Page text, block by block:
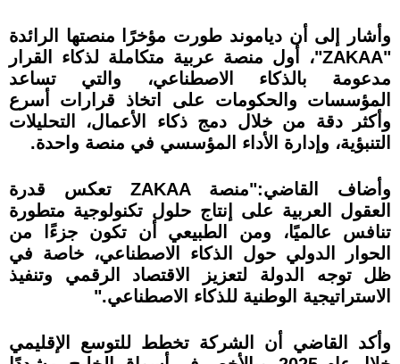
وأشار إلى أن دياموند طورت مؤخرًا منصتها الرائدة
"ZAKAA"، أول منصة عربية متكاملة لذكاء القرار
مدعومة بالذكاء الاصطناعي، والتي تساعد
المؤسسات والحكومات على اتخاذ قرارات أسرع
وأكثر دقة من خلال دمج ذكاء الأعمال، التحليلات
التنبؤية، وإدارة الأداء المؤسسي في منصة واحدة.
وأضاف القاضي:"منصة ZAKAA تعكس قدرة
العقول العربية على إنتاج حلول تكنولوجية متطورة
تنافس عالميًا، ومن الطبيعي أن تكون جزءًا من
الحوار الدولي حول الذكاء الاصطناعي، خاصة في
ظل توجه الدولة لتعزيز الاقتصاد الرقمي وتنفيذ
الاستراتيجية الوطنية للذكاء الاصطناعي."
وأكد القاضي أن الشركة تخطط للتوسع الإقليمي